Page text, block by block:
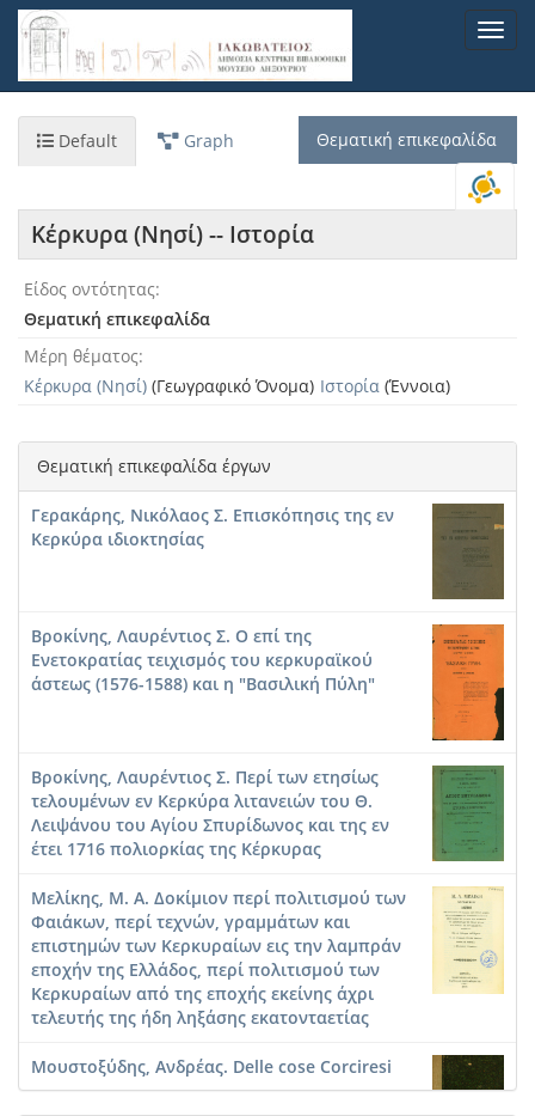
Παράκαμψη
προς
κυρίως
Default Graph Θεματική επικεφαλίδα
Κέρκυρα (Νησί) -- Ιστορία
Είδος οντότητας
Θεματική επικεφαλίδα
Μέρη θέματος
Κέρκυρα (Νησί) (Γεωγραφικό Όνομα) Ιστορία (Έννοια)
Θεματική επικεφαλίδα έργων
Γερακάρης, Νικόλαος Σ. Επισκόπησις της εν
Κερκύρα ιδιοκτησίας
Βροκίνης, Λαυρέντιος Σ. Ο επί της
Ενετοκρατίας τειχισμός του κερκυραϊκού
άστεως (1576-1588) και η "Βασιλική Πύλη"
Βροκίνης, Λαυρέντιος Σ. Περί των ετησίως
τελουμένων εν Κερκύρα λιτανειών του Θ.
Λειψάνου του Αγίου Σπυρίδωνος και της εν
έτει 1716 πολιορκίας της Κέρκυρας
Μελίκης, Μ. Α. Δοκίμιον περί πολιτισμού των
Φαιάκων, περί τεχνών, γραμμάτων και
επιστημών των Κερκυραίων εις την λαμπράν
εποχήν της Ελλάδος, περί πολιτισμού των
Κερκυραίων από της εποχής εκείνης άχρι
τελευτής της ήδη ληξάσης εκατονταετίας
Μουστοξύδης, Ανδρέας. Delle cose Corciresi